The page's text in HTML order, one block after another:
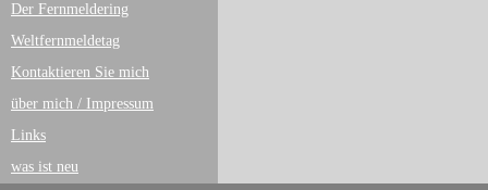
Der Fernmeldering
Weltfernmeldetag
Kontaktieren Sie mich
über mich / Impressum
Links
was ist neu